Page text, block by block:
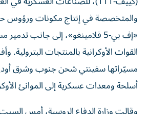
والمتخصصة في إنتاج مكونات ورؤوس
«إف بي-5 فلامينغو»، إلى جانب
القوات الأوكرانية بالمنتجات
مسيّراتها سفينتي شحن جنوب وشرق
أسلحة ومعدات عسكرية إلى الموانئ